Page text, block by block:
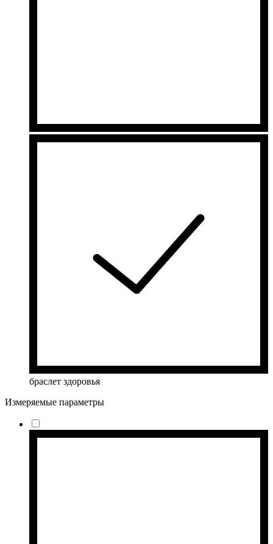
браслет здоровья
Измеряемые параметры